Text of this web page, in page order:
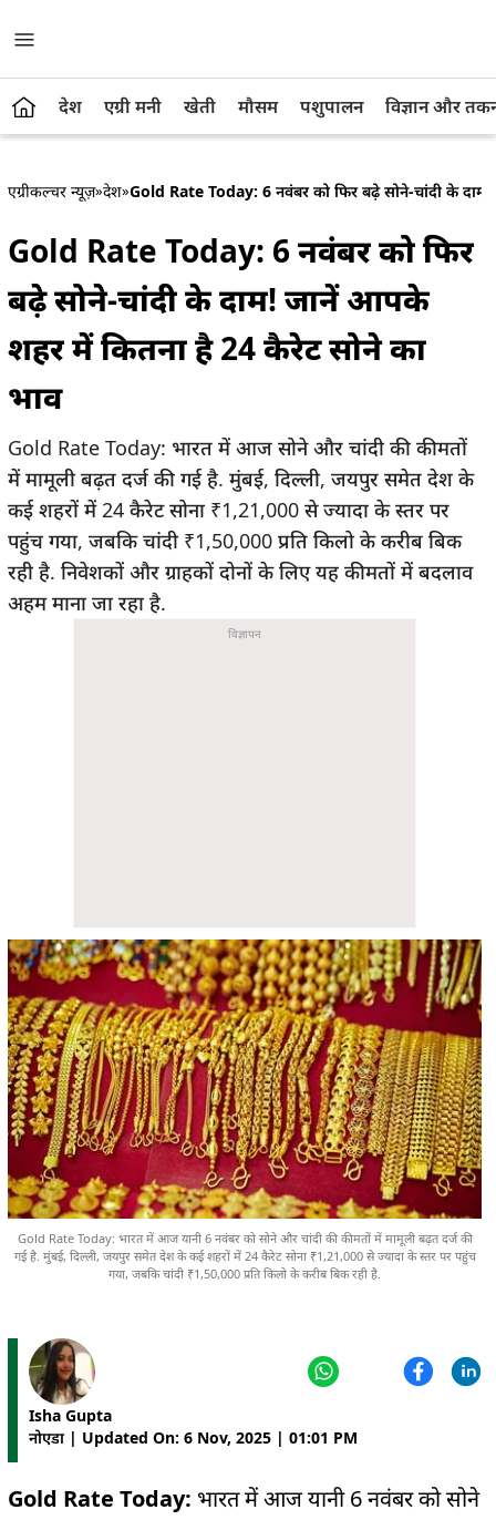
देश एग्री मनी खेती मौसम पशुपालन विज्ञान और
एग्रीकल्चर न्यूज़»देश»Gold Rate Today: 6 नवंबर को फिर बढ़े सोने-चांदी के
Gold Rate Today: 6 नवंबर को फिर
बढ़े सोने-चांदी के दाम! जानें आपके
शहर में कितना है 24 कैरेट सोने का
भाव
Gold Rate Today: भारत में आज सोने और चांदी की कीमतों
में मामूली बढ़त दर्ज की गई है. मुंबई, दिल्ली, जयपुर समेत देश के
कई शहरों में 24 कैरेट सोना ₹1,21,000 से ज्यादा के स्तर पर
पहुंच गया, जबकि चांदी ₹1,50,000 प्रति किलो के करीब बिक
रही है. निवेशकों और ग्राहकों दोनों के लिए यह कीमतों में बदलाव
अहम माना जा रहा है.
Gold Rate Today: भारत में आज यानी 6 नवंबर को सोने और चांदी की कीमतों में मामूली बढ़त दर्ज की
गई है. मुंबई, दिल्ली, जयपुर समेत देश के कई शहरों में 24 कैरेट सोना ₹1,21,000 से ज्यादा के स्तर पर पहुंच
गया, जबकि चांदी ₹1,50,000 प्रति किलो के करीब बिक रही है.
Isha Gupta
नोएडा | Updated On: 6 Nov, 2025 | 01:01 PM
Gold Rate Today: भारत में आज यानी 6 नवंबर को सोने